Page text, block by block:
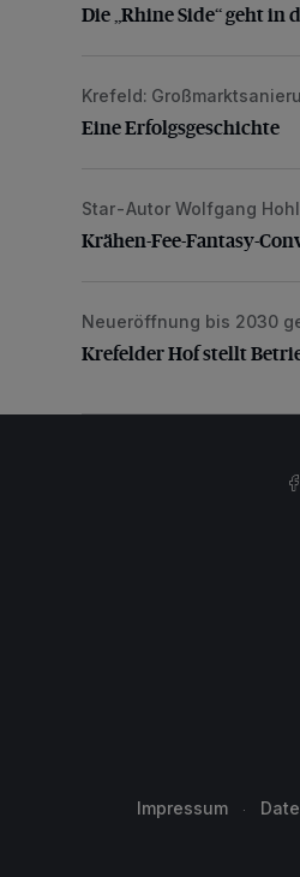
Die „Rhine Side“ geht in
Eine Erfolgsgeschichte
Krefeld:
Eine Erfolgsgeschichte
Krähen-Fee-Fantasy-
Star-Autor Wolfgang
Krähen-Fee-Fantasy-
Krefelder Hof stellt
Neueröffnung bis 2030
Krefelder Hof stellt
Impressum